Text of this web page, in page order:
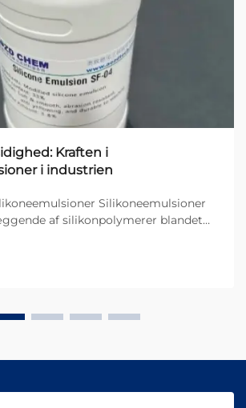
Kraften i
i industrien
Silikoneemulsioner
af silikonpolymerer blandet
fra kosmetiske produkter ...